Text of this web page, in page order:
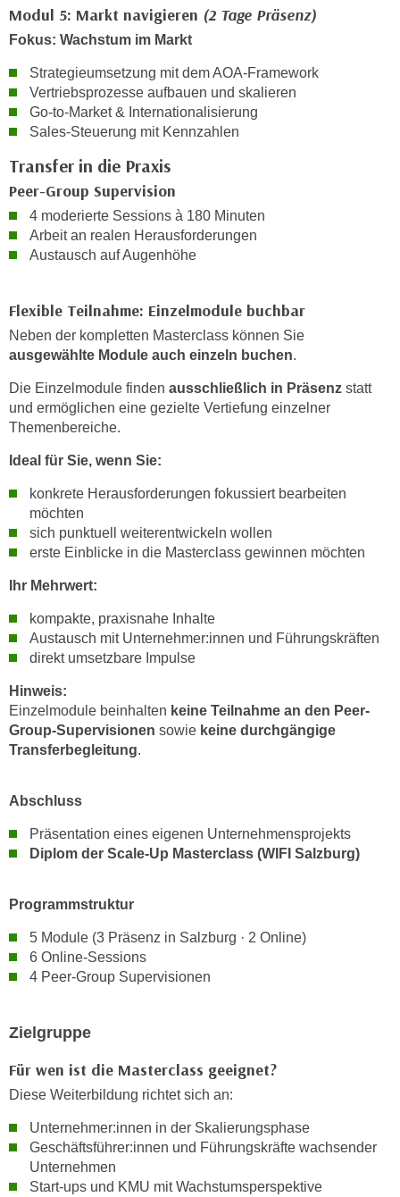
Modul 5: Markt navigieren (2 Tage Präsenz)
Fokus: Wachstum im Markt
Strategieumsetzung mit dem AOA-Framework
Vertriebsprozesse aufbauen und skalieren
Go-to-Market & Internationalisierung
Sales-Steuerung mit Kennzahlen
Transfer in die Praxis
Peer-Group Supervision
4 moderierte Sessions à 180 Minuten
Arbeit an realen Herausforderungen
Austausch auf Augenhöhe
Flexible Teilnahme: Einzelmodule buchbar
Neben der kompletten Masterclass können Sie
ausgewählte Module auch einzeln buchen.
Die Einzelmodule finden ausschließlich in Präsenz statt
und ermöglichen eine gezielte Vertiefung einzelner
Themenbereiche.
Ideal für Sie, wenn Sie:
konkrete Herausforderungen fokussiert bearbeiten
möchten
sich punktuell weiterentwickeln wollen
erste Einblicke in die Masterclass gewinnen möchten
Ihr Mehrwert:
kompakte, praxisnahe Inhalte
Austausch mit Unternehmer:innen und Führungskräften
direkt umsetzbare Impulse
Hinweis:
Einzelmodule beinhalten keine Teilnahme an den Peer-
Group-Supervisionen sowie keine durchgängige
Transferbegleitung.
Abschluss
Präsentation eines eigenen Unternehmensprojekts
Diplom der Scale-Up Masterclass (WIFI Salzburg)
Programmstruktur
5 Module (3 Präsenz in Salzburg · 2 Online)
6 Online-Sessions
4 Peer-Group Supervisionen
Zielgruppe
Für wen ist die Masterclass geeignet?
Diese Weiterbildung richtet sich an:
Unternehmer:innen in der Skalierungsphase
Geschäftsführer:innen und Führungskräfte wachsender
Unternehmen
Start-ups und KMU mit Wachstumsperspektive
d
f
ü
r
S
i
r
e
l
a
n
t
I
n
h
a
t
z
e
g
e
n
m
n
d
a
r
e
h
i
n
a
s
g
z
u
s
t
i
m
e
n
,
g
n
e
n
h
e
u
r
c
d
i
e
C
o
o
k
e
e
r
o
e
n
p
r
s
n